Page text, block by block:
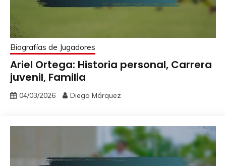
Biografías de Jugadores
Ariel Ortega: Historia personal, Carrera
juvenil, Familia
04/03/2026 Diego Márquez